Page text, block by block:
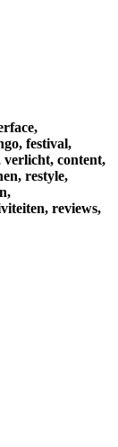
festival,
verlicht, content,
restyle,
reviews,